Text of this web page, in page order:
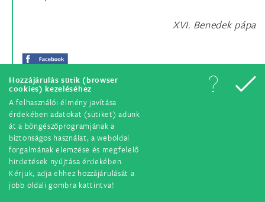
Hozzájárulás sütik (browser
cookies) kezeléséhez
A felhasználói élmény javítása
érdekében adatokat (sütiket) adunk
át a böngészőprogramjának a
biztonságos használat, a weboldal
forgalmának elemzése és megfelelő
hirdetések nyújtása érdekében.
Kérjük, adja ehhez hozzájárulását a
jobb oldali gombra kattintva!
XVI. Benedek pápa
© Minden jog fenntartva. 2018.